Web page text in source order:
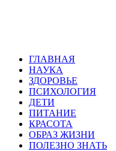
ГЛАВНАЯ
НАУКА
ЗДОРОВЬЕ
ПСИХОЛОГИЯ
ДЕТИ
ПИТАНИЕ
КРАСОТА
ОБРАЗ ЖИЗНИ
ПОЛЕЗНО ЗНАТЬ